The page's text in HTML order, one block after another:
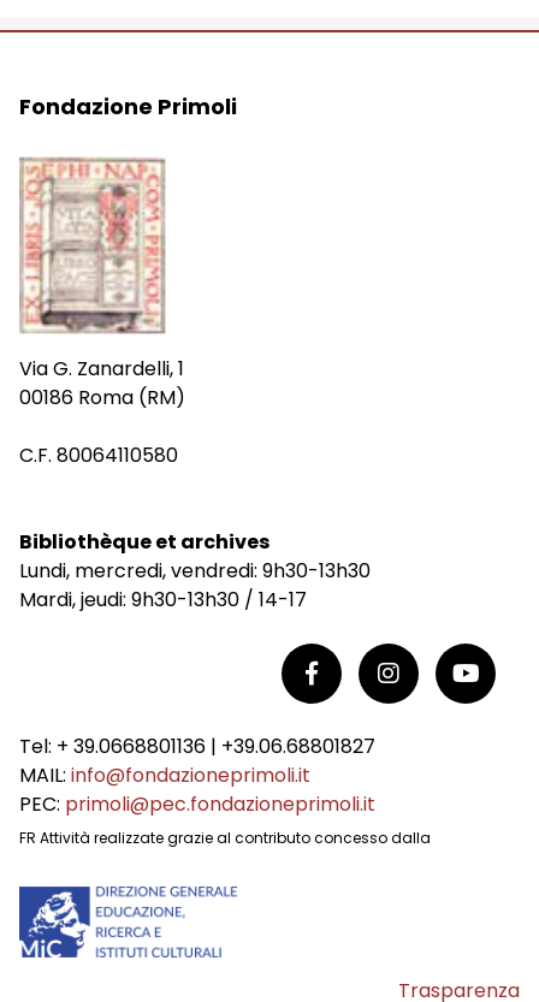
Fondazione Primoli
Via G. Zanardelli, 1
00186 Roma (RM)
C.F. 80064110580
Bibliothèque et archives
Lundi, mercredi, vendredi: 9h30-13h30
Mardi, jeudi: 9h30-13h30 / 14-17
Tel: + 39.0668801136 | +39.06.68801827
MAIL: info@fondazioneprimoli.it
PEC: primoli@pec.fondazioneprimoli.it
FR Attività realizzate grazie al contributo concesso dalla
Trasparenza